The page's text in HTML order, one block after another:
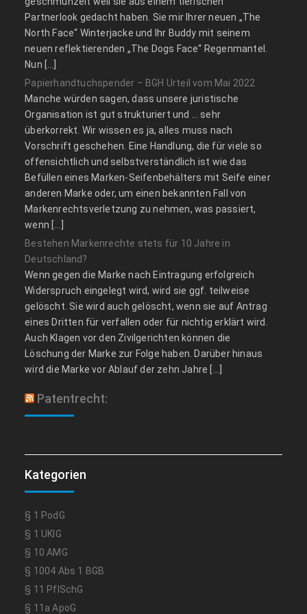
Partnerlook gedacht haben. Sie mir Ihrer neuen „The
North Face“ Winterjacke und Ihr Buddy mit seinem
neuen reflektierenden „The Dogs Face“ Regenmantel.
Nun […]
Papierhandtuchspender – BGH Urteil vom Mai 2022
Manche würden sagen, dass unsere juristische
Organisation ist gut strukturiert und … sehr
überkorrekt. Wir wissen es ja, alles muss nach
Vorschrift geschehen. Eine Handlung, die für viele so
offensichtlich und selbstverständlich ist wie das
Befüllen eines Marken-Seifenbehälters mit Seife einer
anderen Marke oder, um einen bekannten Fall von
Markenrechtsverletzung zu nehmen, was passiert,
wenn […]
Bestehen Markenrechte stets für 10 Jahre in
Deutschland?
Wenn gegen die Marke nach Eintragung erfolgreich
Widerspruch eingelegt wird, wird sie ggf. teilweise
gelöscht. Sie wird auch gelöscht, wenn sie auf Antrag
eines Dritten für verfallen oder für nichtig erklärt wird.
Auch Klagen vor den Zivilgerichten können die
Löschung der Marke zur Folge haben. Darüber hinaus
wird die Marke vor Ablauf der zehn Jahre […]
Patentrecht:
Kategorien
§ 1 PodG
§ 1 UKlG
§ 10 AMG
§ 1004 Abs 1 BGB
§ 11 PflSchG
§ 11a ApoG